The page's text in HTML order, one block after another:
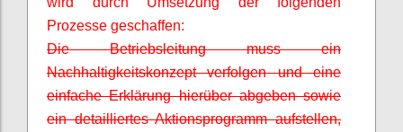
Prozesse geschaffen:
Die Betriebsleitung muss ein
Nachhaltigkeitskonzept verfolgen und eine
einfache Erklärung hierüber abgeben sowie
ein detailliertes Aktionsprogramm aufstellen,